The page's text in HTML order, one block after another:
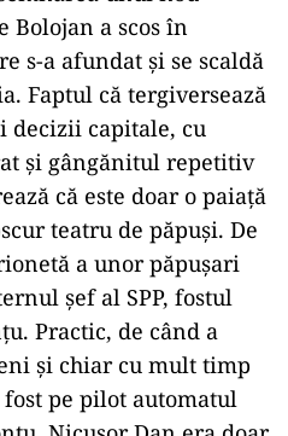
a scos în
s-a afundat și se scaldă
Faptul că tergiversează
decizii capitale, cu
și gângănitul repetitiv
că este doar o paiață
teatru de păpuși. De
a unor păpușari
șef al SPP, fostul
Practic, de când a
și chiar cu mult timp
pe pilot automatul